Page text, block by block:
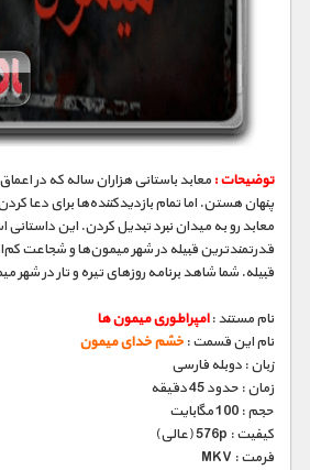
مسابقات / ورزشی
مستند های اختصاصی
توضیحات : معابد باستانی هزاران ساله که در
پنهان هستن. اما تمام بازدیدکننده‌ها برای دعا
معابد رو به میدان نبرد تبدیل کردن. این داستانی
قدرتمندترین قبیله در شهر میمون‌ها و شجاعت
قبیله. شما شاهد برنامه‌ روزهای تیره و تار در
نام مستند :امپراطوری میمون ها
نام این قسمت : خشم خدای میمون
زبان : دوبله فارسی
زمان : حدود 45 دقیقه
حجم : 100 مگابایت
کیفیت : 576p (عالی)
فرمت : MKV